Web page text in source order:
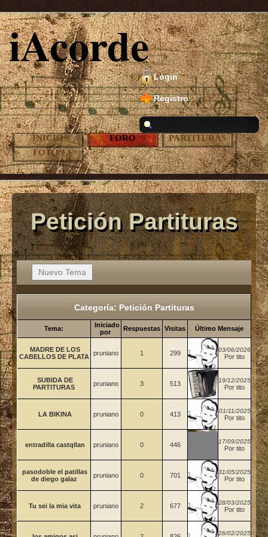
iAcorde
Login
Registro
INICIO FORO
PARTITURAS
FOTOS
Petición Partituras
Categoría: Petición Partituras
Tema:
Iniciado
por
Respuestas Visitas Último Mensaje
MADRE DE LOS
CABELLOS DE PLATA
pruniano 1 299 03/06/2026
Por tito
SUBIDA DE
PARTITURAS
pruniano 3 513 19/12/2025
Por tito
LA BIKINA pruniano 0 413 01/11/2025
Por tito
entradilla castqllan pruniano 0 446 17/09/2025
Por tito
pasodoble el patillas
de diego galaz
pruniano 0 701 31/05/2025
Por tito
Tu sei la mia vita pruniano 2 677 28/03/2025
Por tito
26/02/2025